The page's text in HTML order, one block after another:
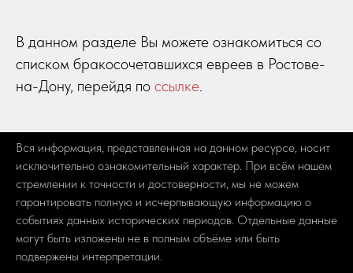
В данном разделе Вы можете ознакомиться со
списком бракосочетавшихся евреев в Ростове-
на-Дону, перейдя по ссылке.
Вся информация, представленная на данном ресурсе, носит
исключительно ознакомительный характер. При всём нашем
стремлении к точности и достоверности, мы не можем
гарантировать полную и исчерпывающую информацию о
событиях данных исторических периодов. Отдельные данные
могут быть изложены не в полным объёме или быть
подвержены интерпретации.